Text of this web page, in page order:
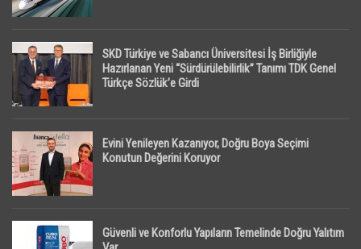
SKD Türkiye ve Sabancı Üniversitesi İş Birliğiyle
Hazırlanan Yeni “Sürdürülebilirlik” Tanımı TDK Genel
Türkçe Sözlük’e Girdi
Evini Yenileyen Kazanıyor, Doğru Boya Seçimi
Konutun Değerini Koruyor
Güvenli ve Konforlu Yapıların Temelinde Doğru Yalıtım